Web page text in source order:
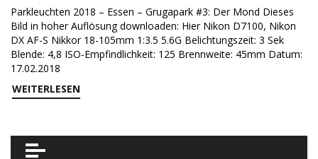
Parkleuchten 2018 – Essen – Grugapark #3: Der Mond Dieses
Bild in hoher Auflösung downloaden: Hier Nikon D7100, Nikon
DX AF-S Nikkor 18-105mm 1:3.5 5.6G Belichtungszeit: 3 Sek
Blende: 4,8 ISO-Empfindlichkeit: 125 Brennweite: 45mm Datum:
17.02.2018
WEITERLESEN